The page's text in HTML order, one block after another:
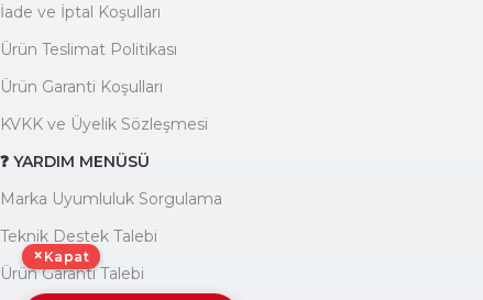
İade ve İptal Koşulları
Ürün Teslimat Politikası
Ürün Garanti Koşulları
KVKK ve Üyelik Sözleşmesi
❓ YARDIM MENÜSÜ
Marka Uyumluluk Sorgulama
Teknik Destek Talebi
Ürün Garanti Talebi
× Kapat